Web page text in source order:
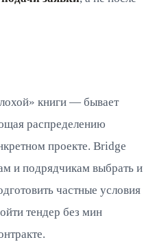
книги — бывает
распределению
проекте. Bridge
и подрядчикам выбрать и
частные условия
тендер без мин